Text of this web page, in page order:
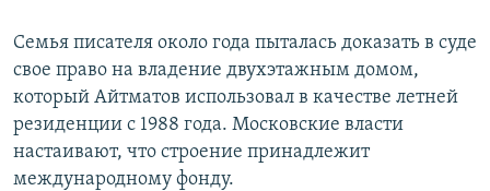
Семья писателя около года пыталась доказать в суде
свое право на владение двухэтажным домом,
который Айтматов использовал в качестве летней
резиденции с 1988 года. Московские власти
настаивают, что строение принадлежит
международному фонду.